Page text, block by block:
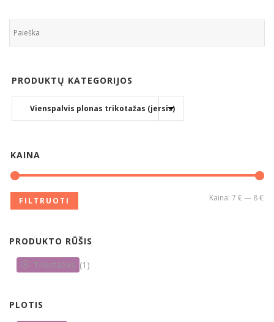
PRODUKTŲ KATEGORIJOS
KAINA
FILTRUOTI Kaina: 7 €— 8 €
PRODUKTO RŪŠIS
Trikotažas (1)
PLOTIS